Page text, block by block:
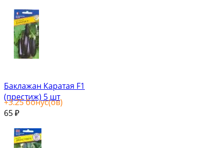
Баклажан Каратая F1
(престиж) 5 шт
+3.25бонус(ов)
65 ₽